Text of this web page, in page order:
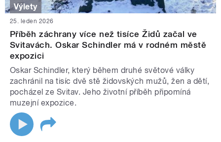
Výlety
25. leden 2026
Příběh záchrany více než tisíce Židů začal ve
Svitavách. Oskar Schindler má v rodném městě
expozici
Oskar Schindler, který během druhé světové války
zachránil na tisíc dvě stě židovských mužů, žen a dětí,
pocházel ze Svitav. Jeho životní příběh připomíná
muzejní expozice.